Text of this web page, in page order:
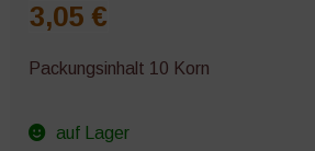
3,05 €
Packungsinhalt 10 Korn
auf Lager